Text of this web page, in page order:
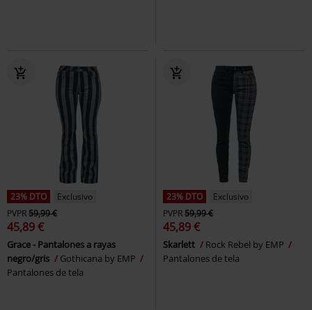
23% DTO
Exclusivo
PVPR59,99 €
45,89 €
Grace - Pantalones a rayas
negro/gris
Gothicana by EMP
Pantalones de tela
23% DTO
Exclusivo
PVPR59,99 €
45,89 €
Skarlett
Rock Rebel by EMP
Pantalones de tela